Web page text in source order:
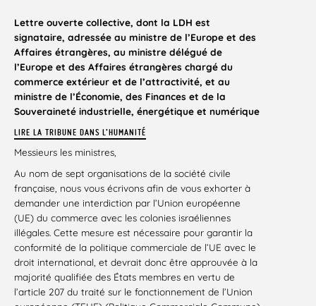
Lettre ouverte collective, dont la LDH est
signataire, adressée au ministre de l’Europe et des
Affaires étrangères, au ministre délégué de
l’Europe et des Affaires étrangères chargé du
commerce extérieur et de l’attractivité, et au
ministre de l’Économie, des Finances et de la
Souveraineté industrielle, énergétique et numérique
LIRE LA TRIBUNE DANS L’HUMANITÉ
Messieurs les ministres,
Au nom de sept organisations de la société civile
française, nous vous écrivons afin de vous exhorter à
demander une interdiction par l’Union européenne
(UE) du commerce avec les colonies israéliennes
illégales. Cette mesure est nécessaire pour garantir la
conformité de la politique commerciale de l’UE avec le
droit international, et devrait donc être approuvée à la
majorité qualifiée des États membres en vertu de
l’article 207 du traité sur le fonctionnement de l’Union